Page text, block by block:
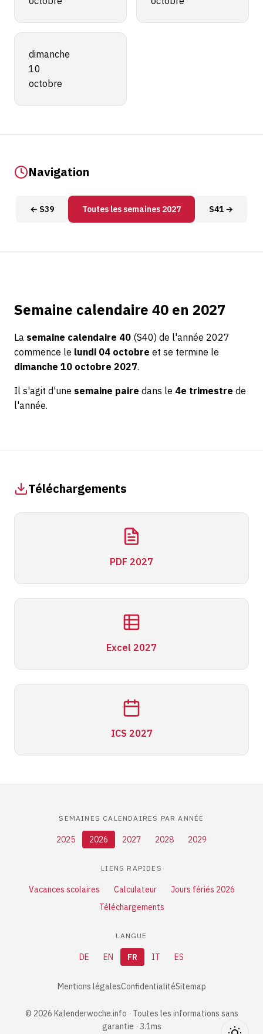
dimanche
10
octobre
Navigation
← S39 Toutes les semaines 2027 S41 →
Semaine calendaire 40 en 2027
La semaine calendaire 40 (S40) de l'année 2027
commence le lundi 04 octobre et se termine le
dimanche 10 octobre 2027.
Il s'agit d'une semaine paire dans le 4e trimestre de
l'année.
Téléchargements
PDF 2027
Excel 2027
ICS 2027
SEMAINES CALENDAIRES PAR ANNÉE
2025 2026 2027 2028 2029
LIENS RAPIDES
Vacances scolaires Calculateur
Jours fériés 2026
Téléchargements
LANGUE
DE EN FR IT ES
Mentions légalesConfidentialitéSitemap
© 2026 Kalenderwoche.info · Toutes les informations sans
garantie · 3.1ms